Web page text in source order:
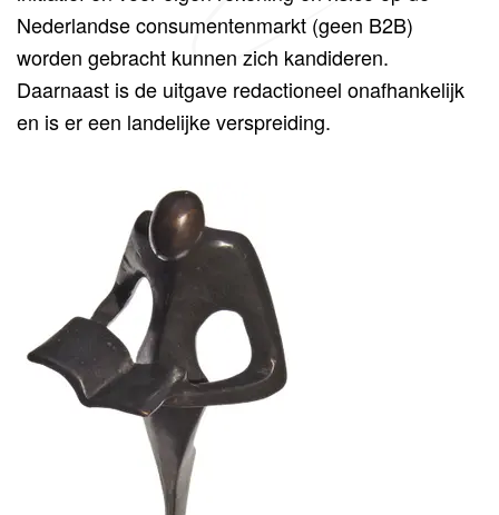
Nederlandse consumentenmarkt (geen B2B)
worden gebracht kunnen zich kandideren.
Daarnaast is de uitgave redactioneel onafhankelijk
en is er een landelijke verspreiding.